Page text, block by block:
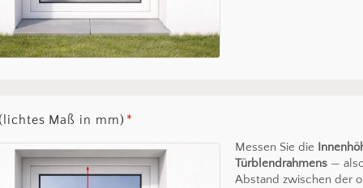
Maß in mm) *
Messen Sie die
Türblendrahmens —
Abstand zwischen der